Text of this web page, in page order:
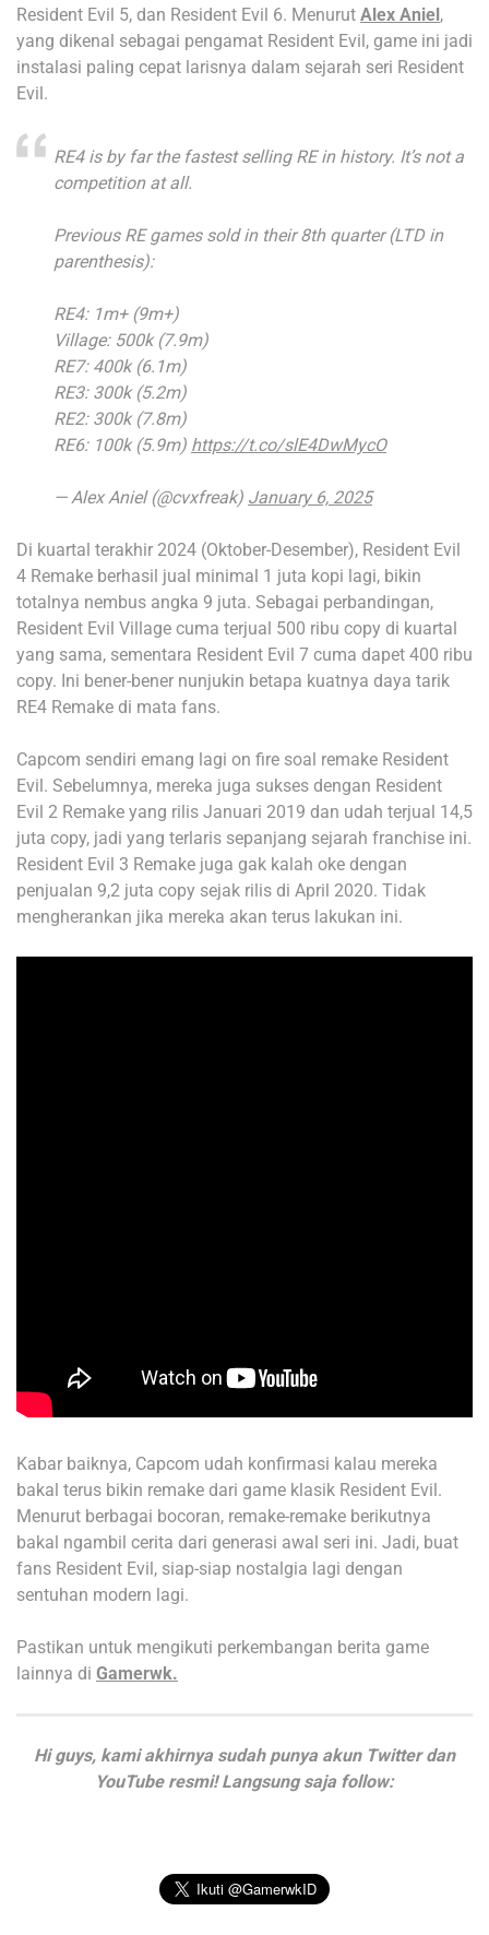
Resident Evil 5, dan Resident Evil 6. Menurut Alex Aniel,
yang dikenal sebagai pengamat Resident Evil, game ini jadi
instalasi paling cepat larisnya dalam sejarah seri Resident
Evil.
RE4 is by far the fastest selling RE in history. It’s not a
competition at all.
Previous RE games sold in their 8th quarter (LTD in
parenthesis):
RE4: 1m+ (9m+)
Village: 500k (7.9m)
RE7: 400k (6.1m)
RE3: 300k (5.2m)
RE2: 300k (7.8m)
RE6: 100k (5.9m) https://t.co/slE4DwMycO
— Alex Aniel (@cvxfreak) January 6, 2025
Di kuartal terakhir 2024 (Oktober-Desember), Resident Evil
4 Remake berhasil jual minimal 1 juta kopi lagi, bikin
totalnya nembus angka 9 juta. Sebagai perbandingan,
Resident Evil Village cuma terjual 500 ribu copy di kuartal
yang sama, sementara Resident Evil 7 cuma dapet 400 ribu
copy. Ini bener-bener nunjukin betapa kuatnya daya tarik
RE4 Remake di mata fans.
Capcom sendiri emang lagi on fire soal remake Resident
Evil. Sebelumnya, mereka juga sukses dengan Resident
Evil 2 Remake yang rilis Januari 2019 dan udah terjual 14,5
juta copy, jadi yang terlaris sepanjang sejarah franchise ini.
Resident Evil 3 Remake juga gak kalah oke dengan
penjualan 9,2 juta copy sejak rilis di April 2020. Tidak
mengherankan jika mereka akan terus lakukan ini.
Kabar baiknya, Capcom udah konfirmasi kalau mereka
bakal terus bikin remake dari game klasik Resident Evil.
Menurut berbagai bocoran, remake-remake berikutnya
bakal ngambil cerita dari generasi awal seri ini. Jadi, buat
fans Resident Evil, siap-siap nostalgia lagi dengan
sentuhan modern lagi.
Pastikan untuk mengikuti perkembangan berita game
lainnya di Gamerwk.
Hi guys, kami akhirnya sudah punya akun Twitter dan
YouTube resmi! Langsung saja follow: